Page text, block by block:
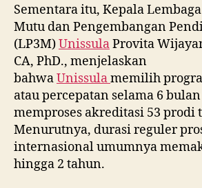
Sementara itu, Kepala
Mutu dan Pengembangan
(LP3M)UnissulaProvita
CA, PhD., menjelaskan
bahwaUnissulamemilih
atau percepatan selama 6
memproses akreditasi 53 prodi
Menurutnya, durasi reguler
internasional umumnya
hingga 2 tahun.